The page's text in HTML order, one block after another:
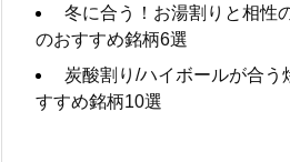
冬に合う！お湯割りと相性
のおすすめ銘柄6選
炭酸割り/ハイボールが合う
すすめ銘柄10選